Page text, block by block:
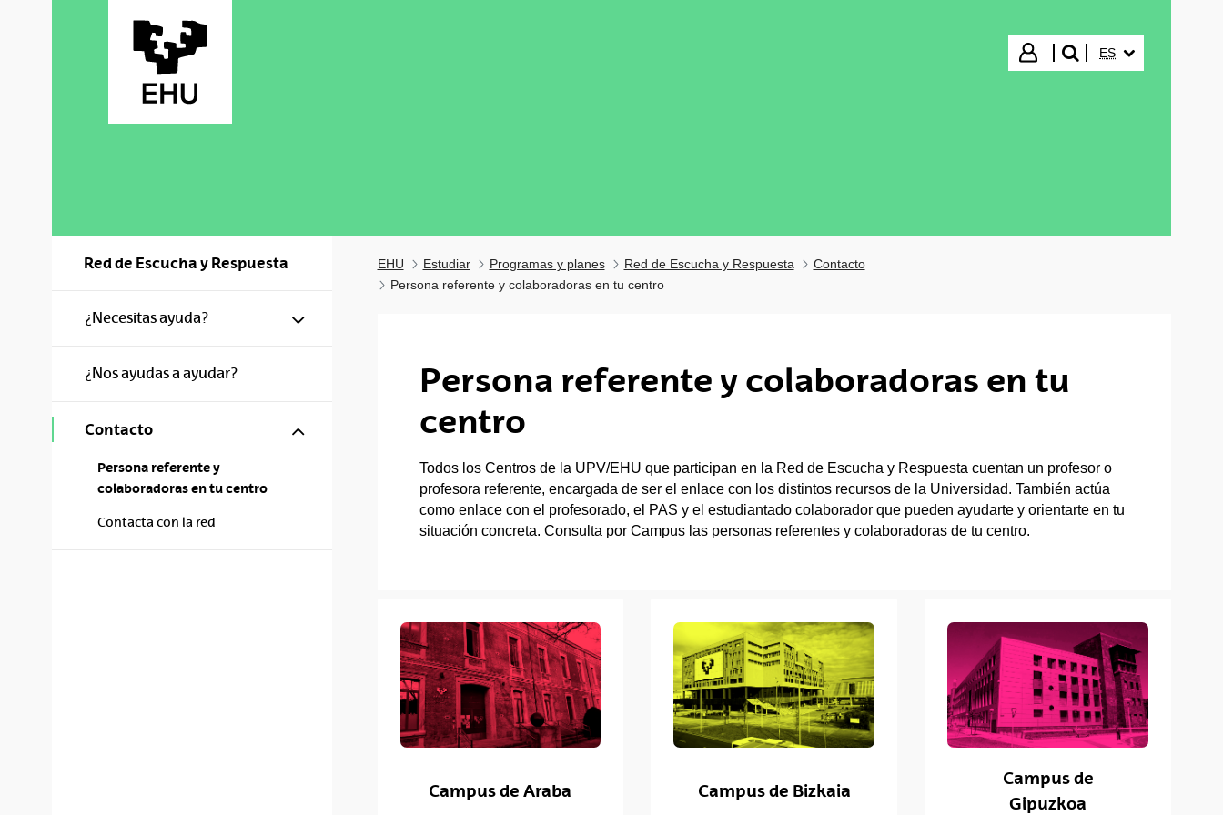
Iniciar sesión
buscar"
ES
Red de Escucha y Respuesta
¿Necesitas ayuda? Mostrar/ocultar subpáginas
¿Nos ayudas a ayudar?
Contacto Mostrar/ocultar subpáginas
Persona referente y
colaboradoras en tu centro
Contacta con la red
EHU Estudiar Programas y planes Red de Escucha y Respuesta
Contacto
Persona referente y colaboradoras en tu centro
Persona referente y colaboradoras en tu
centro
Todos los Centros de la UPV/EHU que participan en la Red de Escucha y Respuesta cuentan un profesor o
profesora referente, encargada de ser el enlace con los distintos recursos de la Universidad. También actúa
como enlace con el profesorado, el PAS y el estudiantado colaborador que pueden ayudarte y orientarte en tu
situación concreta. Consulta por Campus las personas referentes y colaboradoras de tu centro.
Campus de Araba Campus de Bizkaia
Campus de
Gipuzkoa